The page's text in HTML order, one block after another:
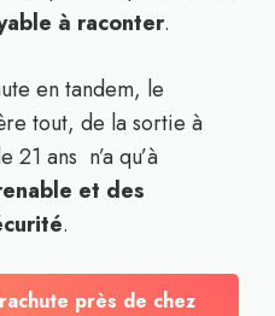
à raconter.
en tandem, le
tout, de la sortie à
21 ans n’a qu’à
et des
.
près de chez